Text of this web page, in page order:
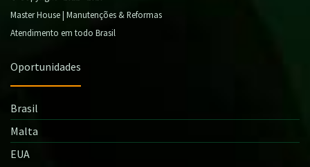
Master House | Manutenções & Reformas
Atendimento em todo Brasil
Oportunidades
Brasil
Malta
EUA